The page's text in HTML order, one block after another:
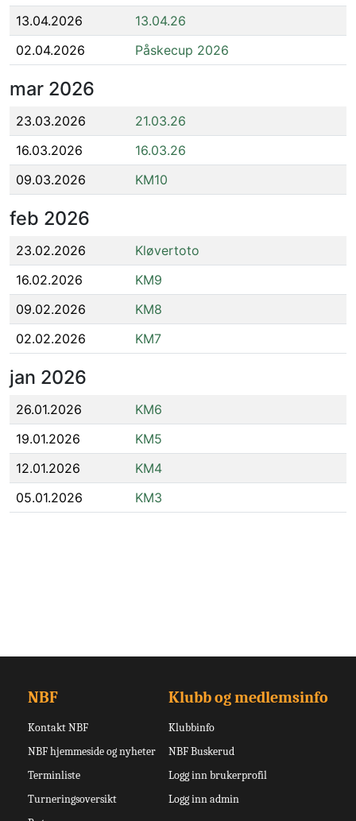
13.04.2026
13.04.26
02.04.2026
Påskecup 2026
mar 2026
23.03.2026
21.03.26
16.03.2026
16.03.26
09.03.2026
KM10
feb 2026
23.02.2026
Kløvertoto
16.02.2026
KM9
09.02.2026
KM8
02.02.2026
KM7
jan 2026
26.01.2026
KM6
19.01.2026
KM5
12.01.2026
KM4
05.01.2026
KM3
NBF
Kontakt NBF
NBF hjemmeside og nyheter
Terminliste
Turneringsoversikt
Klubb og medlemsinfo
Klubbinfo
NBF Buskerud
Logg inn brukerprofil
Logg inn admin